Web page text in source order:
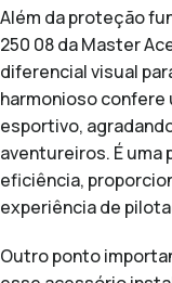
Além da proteção
250 08 da Master
diferencial visual
harmonioso confere
esportivo,
aventureiros. É
eficiência,
experiência de
Outro ponto